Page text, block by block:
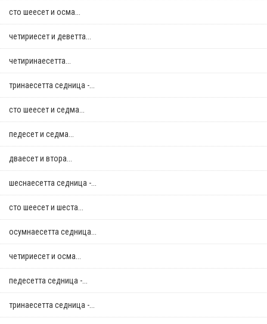
сто шеесет и осма...
четириесет и деветта...
четиринаесетта...
тринаесетта седница -...
сто шеесет и седма...
педесет и седма...
дваесет и втора...
шеснаесетта седница -...
сто шеесет и шеста...
осумнaесетта седница...
четириесет и осма...
педесетта седница -...
тринаесетта седница -...